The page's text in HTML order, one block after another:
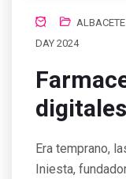
DAY 2024
digitales
Era temprano,
Iniesta,